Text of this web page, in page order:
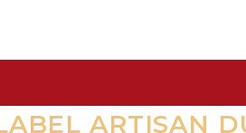
ARTISAN